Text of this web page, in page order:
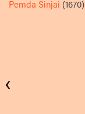
Pemda Sinjai (1670)
‹